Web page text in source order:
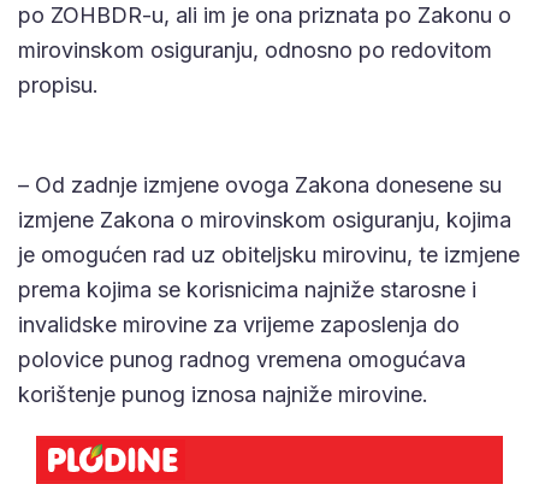
po ZOHBDR-u, ali im je ona priznata po Zakonu o
mirovinskom osiguranju, odnosno po redovitom
propisu.
– Od zadnje izmjene ovoga Zakona donesene su
izmjene Zakona o mirovinskom osiguranju, kojima
je omogućen rad uz obiteljsku mirovinu, te izmjene
prema kojima se korisnicima najniže starosne i
invalidske mirovine za vrijeme zaposlenja do
polovice punog radnog vremena omogućava
korištenje punog iznosa najniže mirovine.